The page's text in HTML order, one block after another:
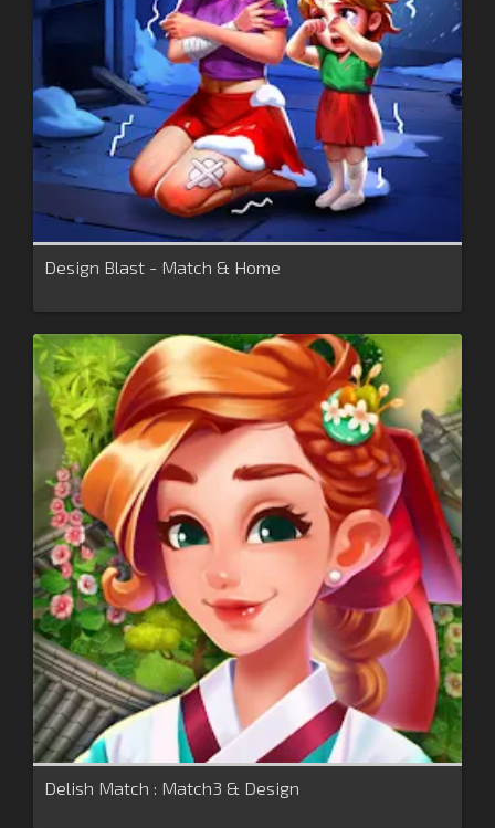
Design Blast - Match & Home
Delish Match : Match3 & Design